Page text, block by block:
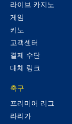
라이브 카지노
게임
키노
고객센터
결제 수단
대체 링크
축구
프리미어 리그
라리가